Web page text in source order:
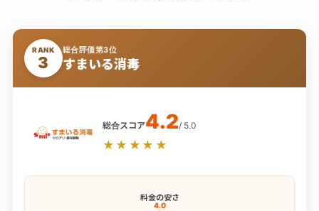
RANK
3
総合評価第3位
すまいる消毒
総合スコア4.2/ 5.0
★★★★★
料金の安さ
4.0